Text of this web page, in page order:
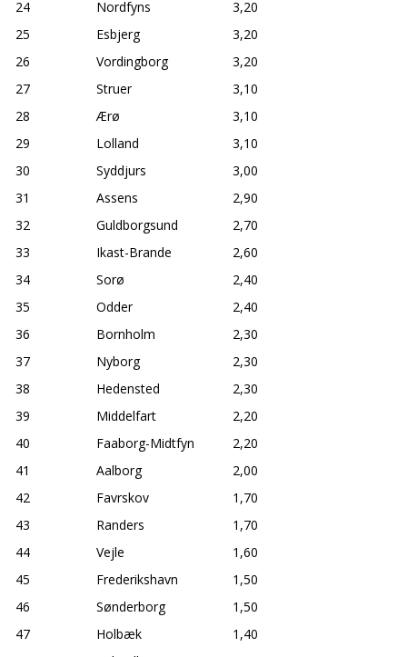
24 Nordfyns
3,20
25
Esbjerg
3,20
26
Vordingborg
3,20
27
Struer
3,10
28
Ærø
3,10
29
Lolland
3,10
30
Syddjurs
3,00
31
Assens
2,90
32
Guldborgsund
2,70
33
Ikast-Brande
2,60
34
Sorø
2,40
35
Odder
2,40
36
Bornholm
2,30
37
Nyborg
2,30
38
Hedensted
2,30
39
Middelfart
2,20
40
Faaborg-Midtfyn
2,20
41
Aalborg
2,00
42
Favrskov
1,70
43
Randers
1,70
44
Vejle
1,60
45
Frederikshavn
1,50
46
Sønderborg
1,50
47
Holbæk
1,40